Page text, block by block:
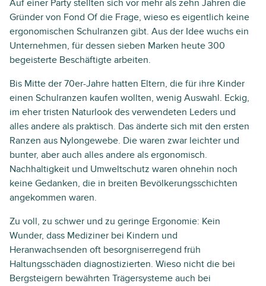
Auf einer Party stellten sich vor mehr als zehn Jahren die
Gründer von Fond Of die Frage, wieso es eigentlich keine
ergonomischen Schulranzen gibt. Aus der Idee wuchs ein
Unternehmen, für dessen sieben Marken heute 300
begeisterte Beschäftigte arbeiten.
Bis Mitte der 70er-Jahre hatten Eltern, die für ihre Kinder
einen Schulranzen kaufen wollten, wenig Auswahl. Eckig,
im eher tristen Naturlook des verwendeten Leders und
alles andere als praktisch. Das änderte sich mit den ersten
Ranzen aus Nylongewebe. Die waren zwar leichter und
bunter, aber auch alles andere als ergonomisch.
Nachhaltigkeit und Umweltschutz waren ohnehin noch
keine Gedanken, die in breiten Bevölkerungsschichten
angekommen waren.
Zu voll, zu schwer und zu geringe Ergonomie: Kein
Wunder, dass Mediziner bei Kindern und
Heranwachsenden oft besorgniserregend früh
Haltungsschäden diagnostizierten. Wieso nicht die bei
Bergsteigern bewährten Trägersysteme auch bei